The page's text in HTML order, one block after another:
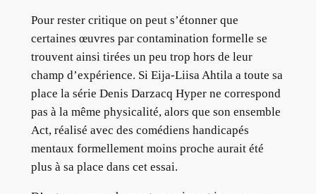
Pour rester critique on peut s’étonner que
certaines œuvres par contamination formelle se
trouvent ainsi tirées un peu trop hors de leur
champ d’expérience. Si Eija-Liisa Ahtila a toute sa
place la série Denis Darzacq Hyper ne correspond
pas à la même physicalité, alors que son ensemble
Act, réalisé avec des comédiens handicapés
mentaux formellement moins proche aurait été
plus à sa place dans cet essai.